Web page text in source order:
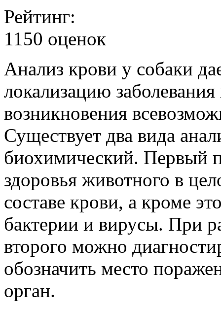
Рейтинг:
1150 оценок
Анализ крови у собаки
локализацию
возникновения
Существует два вида
биохимический. Первый
здоровья животного в
составе крови, а кроме
бактерии и вирусы. При
второго можно
обозначить место
орган.